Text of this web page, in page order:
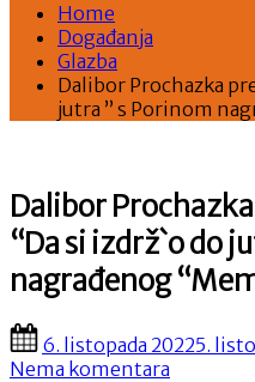
Home
Događanja
Glazba
Dalibor Prochazka
jutra ” s Porinom
Dalibor
“Da si izdrž`o do
nagrađenog
Posted
on
6. listopada 20225.
Nema komentara